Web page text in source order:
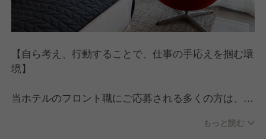
【自ら考え、行動することで、仕事の手応えを掴む環
境】
当ホテルのフロント職にご応募される多くの方は、
もっと読む